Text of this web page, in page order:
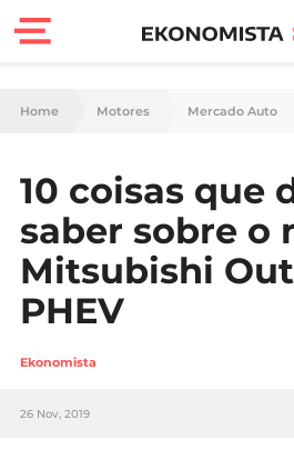
Finanças
Carreira
Casa
Lifestyle
Sociedade
Tecnologia
Home Motores Mercado Auto
10 coisas que
saber sobre o
Mitsubishi
PHEV
Ekonomista
26 Nov, 2019